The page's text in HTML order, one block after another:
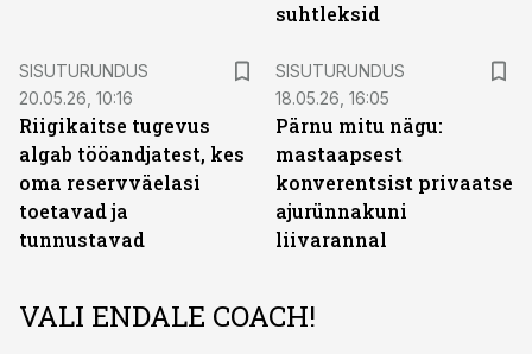
suhtleksid
SISUTURUNDUS
20.05.26, 10:16
Riigikaitse tugevus
algab tööandjatest, kes
oma reservväelasi
toetavad ja
tunnustavad
SISUTURUNDUS
18.05.26, 16:05
Pärnu mitu nägu:
mastaapsest
konverentsist privaatse
ajurünnakuni
liivarannal
VALI ENDALE COACH!